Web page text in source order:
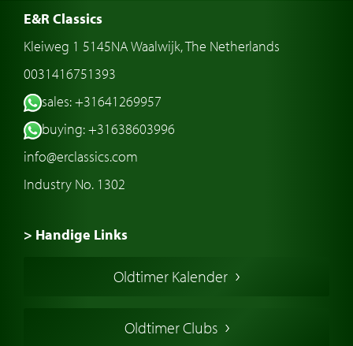
E&R Classics
Kleiweg 1 5145NA Waalwijk, The Netherlands
0031416751393
sales: +31641269957
buying: +31638603996
info@erclassics.com
Industry No. 1302
> Handige Links
Amerikaanse oldtimers
Oldtimer Kalender
Oldtimer Clubs